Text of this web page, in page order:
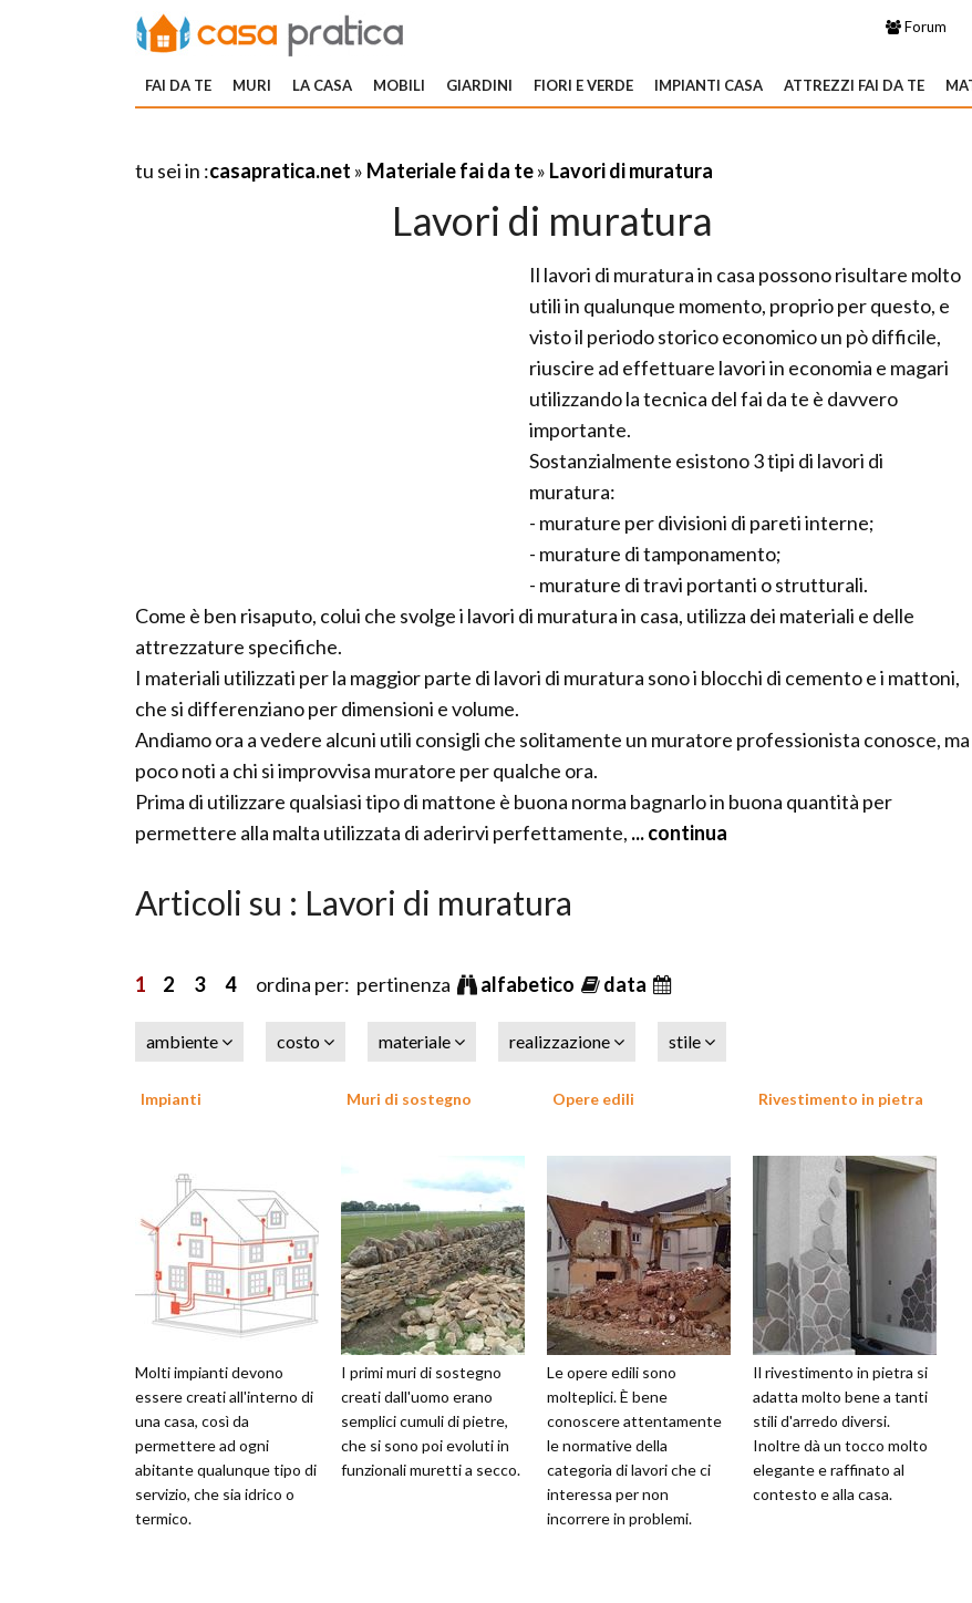
Forum
FAI DA TE MURI LA CASA MOBILI GIARDINI FIORI E VERDE IMPIANTI CASA ATTREZZI FAI DA TE
tu sei in :casapratica.net » Materiale fai da te» Lavori di muratura
Lavori di muratura
Il lavori di muratura in casa possono risultare molto
utili in qualunque momento, proprio per questo, e
visto il periodo storico economico un pò difficile,
riuscire ad effettuare lavori in economia e magari
utilizzando la tecnica del fai da te è davvero
importante.
Sostanzialmente esistono 3 tipi di lavori di
muratura:
- murature per divisioni di pareti interne;
- murature di tamponamento;
- murature di travi portanti o strutturali.
Come è ben risaputo, colui che svolge i lavori di muratura in casa, utilizza dei materiali e delle
attrezzature specifiche.
I materiali utilizzati per la maggior parte di lavori di muratura sono i blocchi di cemento e i mattoni,
che si differenziano per dimensioni e volume.
Andiamo ora a vedere alcuni utili consigli che solitamente un muratore professionista conosce, ma
poco noti a chi si improvvisa muratore per qualche ora.
Prima di utilizzare qualsiasi tipo di mattone è buona norma bagnarlo in buona quantità per
permettere alla malta utilizzata di aderirvi perfettamente, ... continua
Articoli su : Lavori di muratura
1 2 3 4ordina per: pertinenza alfabetico data
ambiente costo materiale realizzazione stile
Impianti
Molti impianti devono
essere creati all'interno di
una casa, così da
permettere ad ogni
abitante qualunque tipo di
servizio, che sia idrico o
termico.
Muri di sostegno
I primi muri di sostegno
creati dall'uomo erano
semplici cumuli di pietre,
che si sono poi evoluti in
funzionali muretti a secco.
Opere edili
Le opere edili sono
molteplici. È bene
conoscere attentamente
le normative della
categoria di lavori che ci
interessa per non
incorrere in problemi.
Rivestimento in pietra
Il rivestimento in pietra si
adatta molto bene a tanti
stili d'arredo diversi.
Inoltre dà un tocco molto
elegante e raffinato al
contesto e alla casa.